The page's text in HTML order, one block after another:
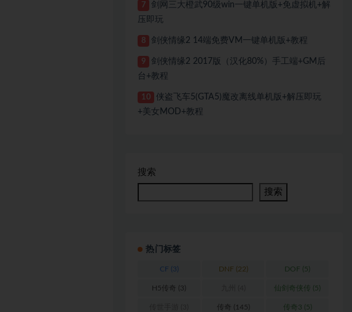
7
剑网三大橙武90级win一键单机版+免虚拟机+解
压即玩
8 剑侠情缘2 14端免费VM一键单机版+教程
9
剑侠情缘2 2017版（汉化80%）手工端+GM后
台+教程
10
侠盗飞车5(GTA5)魔改离线单机版+解压即玩
+美女MOD+教程
搜索
搜索
热门标签
CF (3) DNF (22) DOF (5)
H5传奇 (3) 仙剑奇侠传 (5)
传奇 (145) 传奇3 (5)